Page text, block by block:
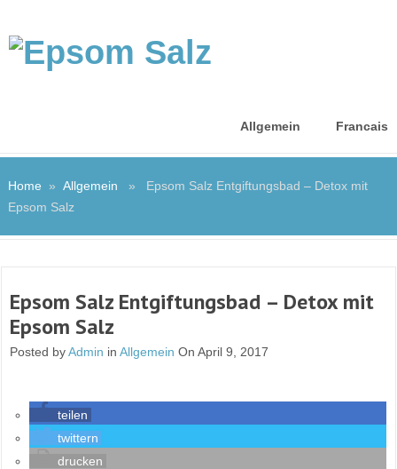
Allgemein Francais
Home » Allgemein » Epsom Salz Entgiftungsbad – Detox mit
Epsom Salz
Epsom Salz Entgiftungsbad – Detox mit
Epsom Salz
Posted byAdmin inAllgemein On April 9, 2017
teilen
twittern
drucken